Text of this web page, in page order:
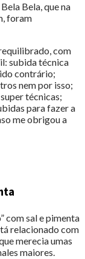
Bela, que na
foram
com
subida técnica
contrário;
nem por isso;
técnicas;
para fazer a
me obrigou a
com sal e pimenta
relacionado com
merecia umas
maiores.